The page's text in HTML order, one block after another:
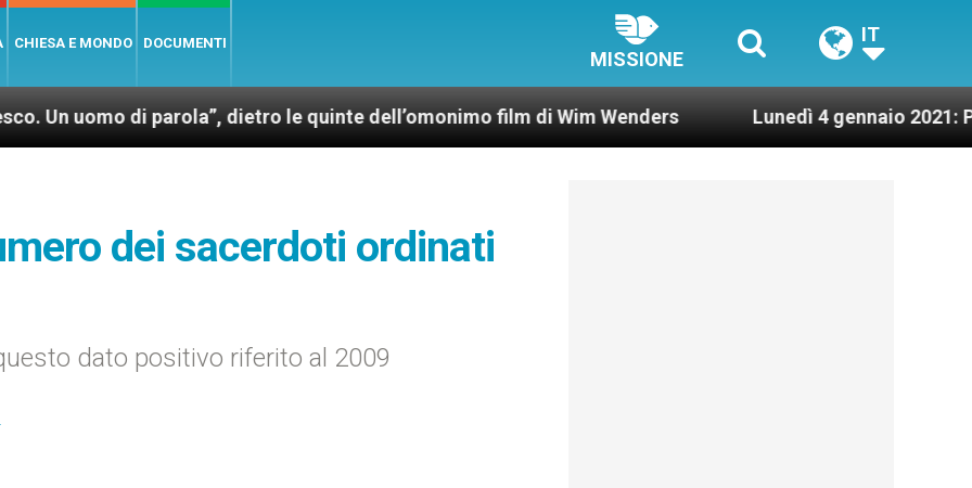
CHIESA E MONDO DOCUMENTI
MISSIONE
IT
di parola”, dietro le quinte dell’omonimo film di Wim Wenders Lunedì 4 gennaio 2021: Possesso
dei sacerdoti ordinati
dato positivo riferito al 2009